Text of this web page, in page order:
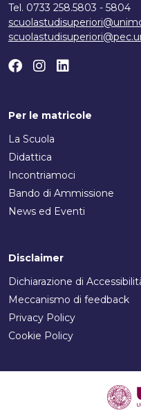
Tel. 0733 258.5803 - 5804
Per le matricole
La Scuola
Didattica
Incontriamoci
Bando di Ammissione
News ed Eventi
Disclaimer
Dichiarazione di
Meccanismo di feedback
Privacy Policy
Cookie Policy